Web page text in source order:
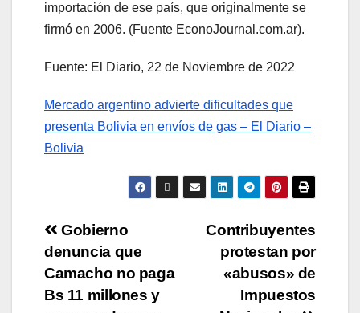
importación de ese país, que originalmente se
firmó en 2006. (Fuente EconoJournal.com.ar).
Fuente: El Diario, 22 de Noviembre de 2022
Mercado argentino advierte dificultades que
presenta Bolivia en envíos de gas – El Diario –
Bolivia
Contribuyentes
protestan por
«abusos» de
Impuestos
Gobierno
denuncia que
Camacho no paga
Bs 11 millones y